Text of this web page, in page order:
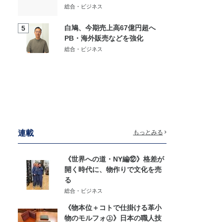
総合・ビジネス
5
白鳩、今期売上高67億円超へ
PB・海外販売などを強化
総合・ビジネス
連載 もっとみる
《世界への道・NY編⑫》格差が
開く時代に、物作りで文化を売
る
総合・ビジネス
《物本位＋コトで仕掛ける革小
物のモルフォ㊤》日本の職人技